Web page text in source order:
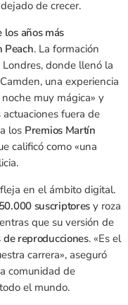
de crecer.
los años más
Peach. La formación
donde llenó la
una experiencia
muy mágica» y
fuera de
los Premios Martín
calificó como «una
en el ámbito digital.
suscriptoresy roza
que su versión de
reproducciones. «Es el
carrera», aseguró
comunidad de
el mundo.